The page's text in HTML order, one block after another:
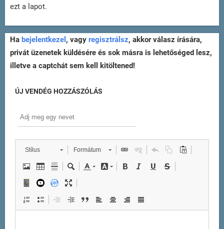
ezt a lapot.
Ha bejelentkezel , vagy regisztrálsz, akkor válasz írására,
privát üzenetek küldésére és sok másra is lehetőséged lesz,
illetve a captchát sem kell kitöltened!
ÚJ VENDÉG HOZZÁSZÓLÁS
Stílus Formátum